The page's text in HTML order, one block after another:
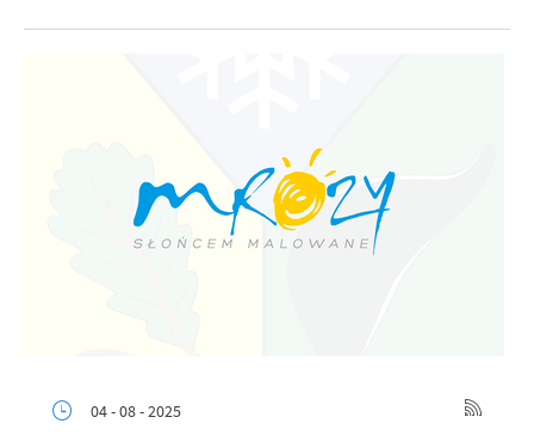
04 - 08 - 2025